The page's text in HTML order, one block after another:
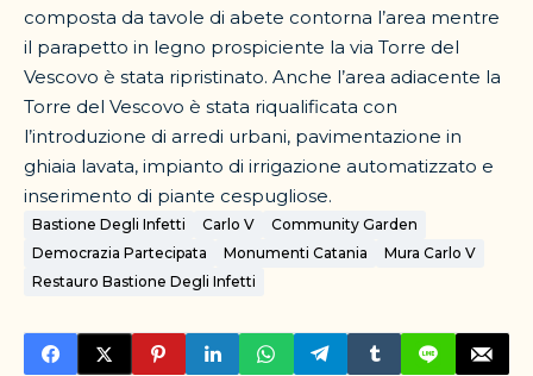
composta da tavole di abete contorna l’area mentre
il parapetto in legno prospiciente la via Torre del
Vescovo è stata ripristinato. Anche l’area adiacente la
Torre del Vescovo è stata riqualificata con
l’introduzione di arredi urbani, pavimentazione in
ghiaia lavata, impianto di irrigazione automatizzato e
inserimento di piante cespugliose.
Bastione Degli Infetti Carlo V
Community Garden
Democrazia Partecipata
Monumenti Catania
Mura Carlo V
Restauro Bastione Degli Infetti